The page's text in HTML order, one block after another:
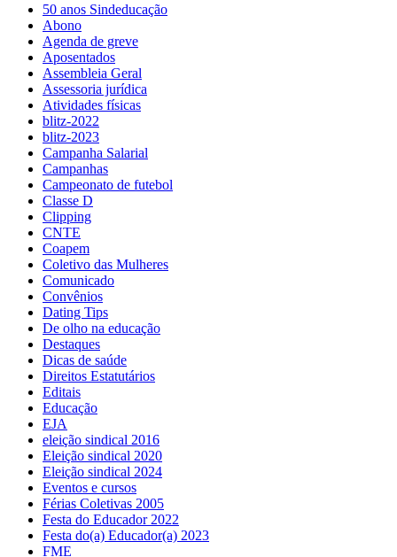
50 anos Sindeducação
Abono
Agenda de greve
Aposentados
Assembleia Geral
Assessoria jurídica
Atividades físicas
blitz-2022
blitz-2023
Campanha Salarial
Campanhas
Campeonato de futebol
Classe D
Clipping
CNTE
Coapem
Coletivo das Mulheres
Comunicado
Convênios
Dating Tips
De olho na educação
Destaques
Dicas de saúde
Direitos Estatutários
Editais
Educação
EJA
eleição sindical 2016
Eleição sindical 2020
Eleição sindical 2024
Eventos e cursos
Férias Coletivas 2005
Festa do Educador 2022
Festa do(a) Educador(a) 2023
FME